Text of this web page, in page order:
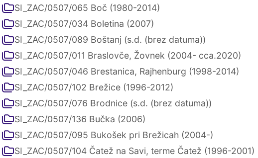
SI_ZAC/0507/065 Boč (1980-2014)
SI_ZAC/0507/034 Boletina (2007)
SI_ZAC/0507/089 Boštanj (s.d. (brez datuma))
SI_ZAC/0507/011 Braslovče, Žovnek (2004- cca.2020)
SI_ZAC/0507/046 Brestanica, Rajhenburg (1998-2014)
SI_ZAC/0507/102 Brežice (1996-2012)
SI_ZAC/0507/076 Brodnice (s.d. (brez datuma))
SI_ZAC/0507/136 Bučka (2006)
SI_ZAC/0507/095 Bukošek pri Brežicah (2004-)
SI_ZAC/0507/104 Čatež na Savi, terme Čatež (1996-2001)